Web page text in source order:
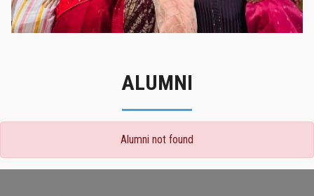
ALUMNI
Alumni not found